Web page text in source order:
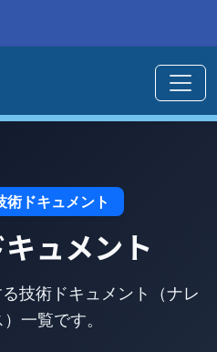
ドキュメント
ュメント
技術ドキュメント（ナレ
一覧です。